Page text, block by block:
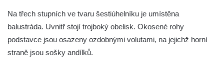
Sloup s kaplicí (boží muka) u Rynoltic
Na třech stupních ve tvaru šestiúhelníku je umístěna
balustráda. Uvnitř stojí trojboký obelisk. Okosené rohy
podstavce jsou osazeny ozdobnými volutami, na jejichž horní
straně jsou sošky andílků.